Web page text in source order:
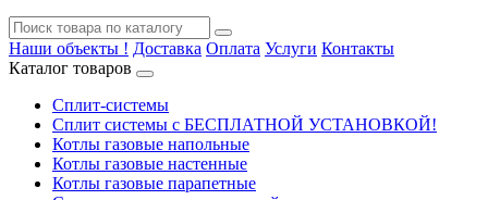
Наши объекты ! Доставка Оплата Услуги Контакты
Каталог товаров
Сплит-системы
Сплит системы с БЕСПЛАТНОЙ УСТАНОВКОЙ!
Котлы газовые напольные
Котлы газовые настенные
Котлы газовые парапетные